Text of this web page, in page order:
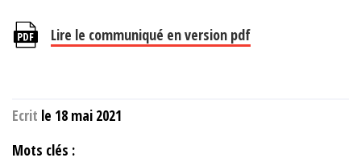
Lire le communiqué en version pdf
Ecrit le 18 mai 2021
Mots clés :